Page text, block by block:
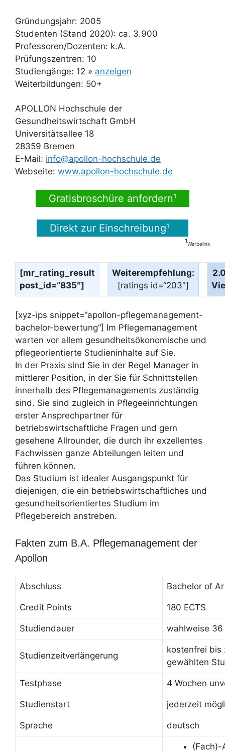
Gründungsjahr: 2005
Studenten (Stand 2020): ca. 3.900
Professoren/Dozenten: k.A.
Prüfungszentren: 10
Studiengänge: 12 » anzeigen
Weiterbildungen: 50+
APOLLON Hochschule der
Gesundheitswirtschaft GmbH
Universitätsallee 18
28359 Bremen
E-Mail: info@apollon-hochschule.de
Webseite: www.apollon-hochschule.de
Gratisbroschüre anfordern¹
Direkt zur Einschreibung¹
¹Werbelink
[mr_rating_result
post_id=“835″]
Weiterempfehlung:
[ratings id=“203″]
[xyz-ips snippet=“apollon-pflegemanagement-
bachelor-bewertung“] Im Pflegemanagement
warten vor allem gesundheitsökonomische und
pflegeorientierte Studieninhalte auf Sie.
In der Praxis sind Sie in der Regel Manager in
mittlerer Position, in der Sie für Schnittstellen
innerhalb des Pflegemanagements zuständig
sind. Sie sind zugleich in Pflegeeinrichtungen
erster Ansprechpartner für
betriebswirtschaftliche Fragen und gern
gesehene Allrounder, die durch ihr exzellentes
Fachwissen ganze Abteilungen leiten und
führen können.
Das Studium ist idealer Ausgangspunkt für
diejenigen, die ein betriebswirtschaftliches und
gesundheitsorientiertes Studium im
Pflegebereich anstreben.
Fakten zum B.A. Pflegemanagement der
Apollon
Abschluss Bachelor of
Credit Points 180 ECTS
Studiendauer wahlweise
Studienzeitverlängerung
kostenfrei bis
gewählten
Testphase 4 Wochen
Studienstart jederzeit
Sprache deutsch
(Fach)-